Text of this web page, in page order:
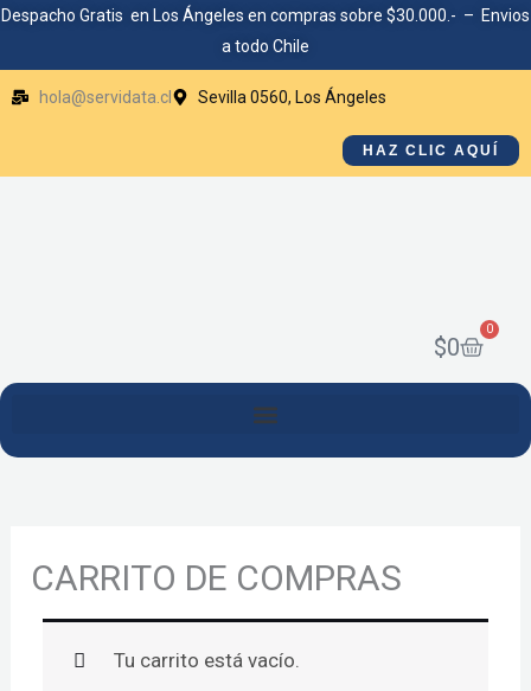
Ir
contenido
Despacho Gratis en Los Ángeles en compras sobre $30.000.- – Envios
a todo Chile
hola@servidata.cl Sevilla 0560, Los Ángeles
HAZ CLIC AQUÍ
$0
0
Cart
CARRITO DE COMPRAS
Tu carrito está vacío.